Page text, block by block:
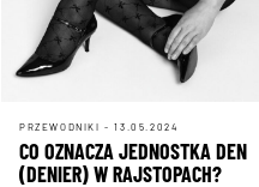
PRZEWODNIKI - 13.05.2024
CO OZNACZA JEDNOSTKA DEN
(DENIER) W RAJSTOPACH?